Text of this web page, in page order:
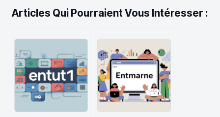
Articles Qui Pourraient Vous Intéresser :